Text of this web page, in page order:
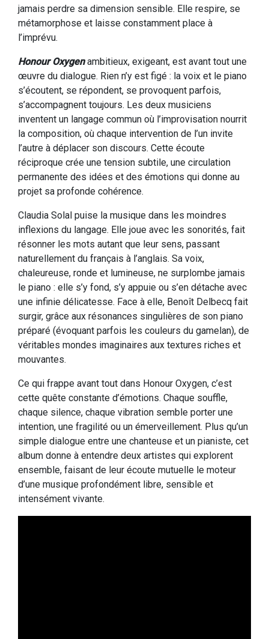
jamais perdre sa dimension sensible. Elle respire, se
métamorphose et laisse constamment place à
l’imprévu.
Honour Oxygenambitieux, exigeant, est avant tout une
œuvre du dialogue. Rien n’y est figé : la voix et le piano
s’écoutent, se répondent, se provoquent parfois,
s’accompagnent toujours. Les deux musiciens
inventent un langage commun où l’improvisation nourrit
la composition, où chaque intervention de l’un invite
l’autre à déplacer son discours. Cette écoute
réciproque crée une tension subtile, une circulation
permanente des idées et des émotions qui donne au
projet sa profonde cohérence.
Claudia Solal puise la musique dans les moindres
inflexions du langage. Elle joue avec les sonorités, fait
résonner les mots autant que leur sens, passant
naturellement du français à l’anglais. Sa voix,
chaleureuse, ronde et lumineuse, ne surplombe jamais
le piano : elle s’y fond, s’y appuie ou s’en détache avec
une infinie délicatesse. Face à elle, Benoît Delbecq fait
surgir, grâce aux résonances singulières de son piano
préparé (évoquant parfois les couleurs du gamelan), de
véritables mondes imaginaires aux textures riches et
mouvantes.
Ce qui frappe avant tout dans Honour Oxygen, c’est
cette quête constante d’émotions. Chaque souffle,
chaque silence, chaque vibration semble porter une
intention, une fragilité ou un émerveillement. Plus qu’un
simple dialogue entre une chanteuse et un pianiste, cet
album donne à entendre deux artistes qui explorent
ensemble, faisant de leur écoute mutuelle le moteur
d’une musique profondément libre, sensible et
intensément vivante.